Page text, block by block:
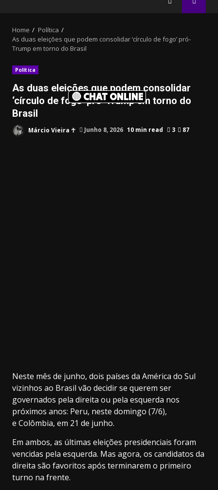
🔴 CHAT ONLINE
Home
Política
As duas eleições que podem consolidar ‘círculo de fogo’ pró-
Trump em torno do Brasil
Política
As duas eleições que podem consolidar
‘círculo de fogo’ pró-Trump em torno do
Brasil
Márcio Vieira ☥ Junho 8, 2026 10 min read 3 87
Neste mês de junho, dois países da América do Sul
vizinhos ao Brasil vão decidir se querem ser
governados pela direita ou pela esquerda nos
próximos anos: Peru, neste domingo (7/6),
e Colômbia, em 21 de junho.
Em ambos, as últimas eleições presidenciais foram
vencidas pela esquerda. Mas agora, os candidatos da
direita são favoritos após terminarem o primeiro
turno na frente.